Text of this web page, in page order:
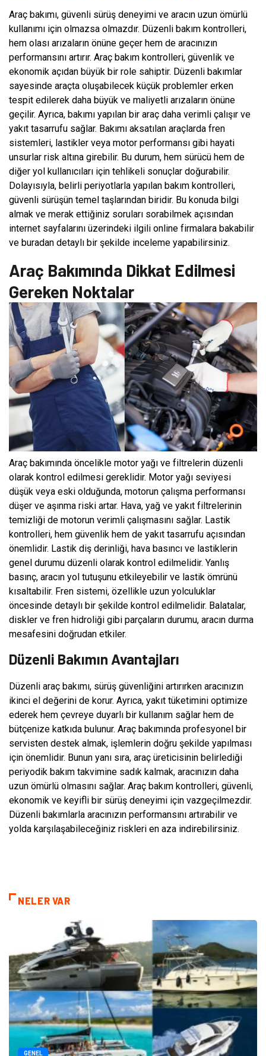
Araç bakımı, güvenli sürüş deneyimi ve aracın uzun ömürlü
kullanımı için olmazsa olmazdır. Düzenli bakım kontrolleri,
hem olası arızaların önüne geçer hem de aracınızın
performansını artırır. Araç bakım kontrolleri, güvenlik ve
ekonomik açıdan büyük bir role sahiptir. Düzenli bakımlar
sayesinde araçta oluşabilecek küçük problemler erken
tespit edilerek daha büyük ve maliyetli arızaların önüne
geçilir. Ayrıca, bakımı yapılan bir araç daha verimli çalışır ve
yakıt tasarrufu sağlar. Bakımı aksatılan araçlarda fren
sistemleri, lastikler veya motor performansı gibi hayati
unsurlar risk altına girebilir. Bu durum, hem sürücü hem de
diğer yol kullanıcıları için tehlikeli sonuçlar doğurabilir.
Dolayısıyla, belirli periyotlarla yapılan bakım kontrolleri,
güvenli sürüşün temel taşlarından biridir. Bu konuda bilgi
almak ve merak ettiğiniz soruları sorabilmek açısından
internet sayfalarını üzerindeki ilgili online firmalara bakabilir
ve buradan detaylı bir şekilde inceleme yapabilirsiniz.
Araç Bakımında Dikkat Edilmesi
Gereken Noktalar
Araç bakımında öncelikle motor yağı ve filtrelerin düzenli
olarak kontrol edilmesi gereklidir. Motor yağı seviyesi
düşük veya eski olduğunda, motorun çalışma performansı
düşer ve aşınma riski artar. Hava, yağ ve yakıt filtrelerinin
temizliği de motorun verimli çalışmasını sağlar. Lastik
kontrolleri, hem güvenlik hem de yakıt tasarrufu açısından
önemlidir. Lastik diş derinliği, hava basıncı ve lastiklerin
genel durumu düzenli olarak kontrol edilmelidir. Yanlış
basınç, aracın yol tutuşunu etkileyebilir ve lastik ömrünü
kısaltabilir. Fren sistemi, özellikle uzun yolculuklar
öncesinde detaylı bir şekilde kontrol edilmelidir. Balatalar,
diskler ve fren hidroliği gibi parçaların durumu, aracın durma
mesafesini doğrudan etkiler.
Düzenli Bakımın Avantajları
Düzenli araç bakımı, sürüş güvenliğini artırırken aracınızın
ikinci el değerini de korur. Ayrıca, yakıt tüketimini optimize
ederek hem çevreye duyarlı bir kullanım sağlar hem de
bütçenize katkıda bulunur. Araç bakımında profesyonel bir
servisten destek almak, işlemlerin doğru şekilde yapılması
için önemlidir. Bunun yanı sıra, araç üreticisinin belirlediği
periyodik bakım takvimine sadık kalmak, aracınızın daha
uzun ömürlü olmasını sağlar. Araç bakım kontrolleri, güvenli,
ekonomik ve keyifli bir sürüş deneyimi için vazgeçilmezdir.
Düzenli bakımlarla aracınızın performansını artırabilir ve
yolda karşılaşabileceğiniz riskleri en aza indirebilirsiniz.
NELER VAR
GENEL